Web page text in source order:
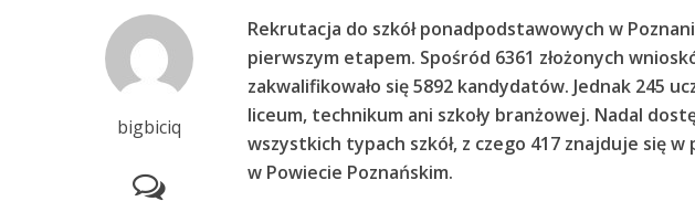
bigbiciq
Rekrutacja do szkół ponadpodstawowych w
pierwszym etapem. Spośród 6361 złożonych
zakwalifikowało się 5892 kandydatów. Jednak 245
liceum, technikum ani szkoły branżowej. Nadal
wszystkich typach szkół, z czego 417 znajduje się w
w Powiecie Poznańskim.